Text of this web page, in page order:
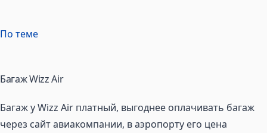
По теме
Багаж Wizz Air
Багаж у Wizz Air платный, выгоднее оплачивать багаж
через сайт авиакомпании, в аэропорту его цена